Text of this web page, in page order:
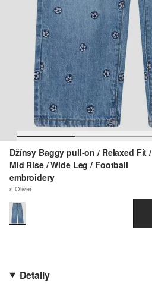
Džínsy Baggy pull-on / Relaxed Fit /
Mid Rise / Wide Leg / Football
embroidery
s.Oliver
Detaily